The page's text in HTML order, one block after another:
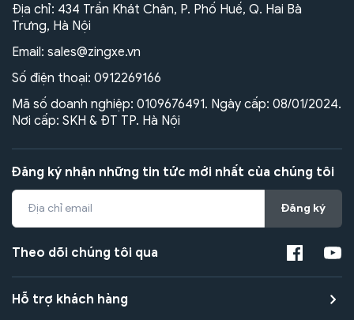
Địa chỉ: 434 Trần Khát Chân, P. Phố Huế, Q. Hai Bà
Trưng, Hà Nội
Email: sales@zingxe.vn
Số điện thoại: 0912269166
Mã số doanh nghiệp: 0109676491. Ngày cấp: 08/01/2024.
Nơi cấp: SKH & ĐT TP. Hà Nội
Đăng ký nhận những tin tức mới nhất của chúng tôi
Đăng ký
Theo dõi chúng tôi qua
Hỗ trợ khách hàng